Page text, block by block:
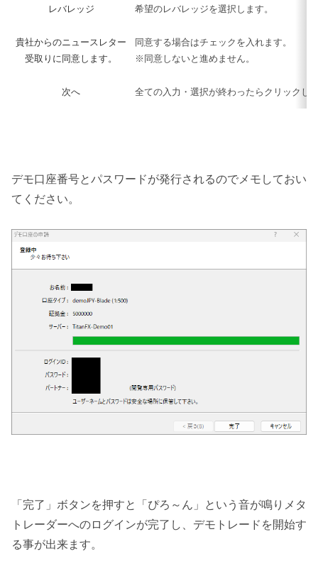
レバレッジ 希望のレバレッジを選択します。
貴社からのニュースレター
受取りに同意します。
同意する場合はチェックを入れます。
※同意しないと進めません。
次へ 全ての入力・選択が終わったらクリックし
デモ口座番号とパスワードが発行されるのでメモしておい
てください。
「完了」ボタンを押すと「ぴろ～ん」という音が鳴りメタ
トレーダーへのログインが完了し、デモトレードを開始す
る事が出来ます。